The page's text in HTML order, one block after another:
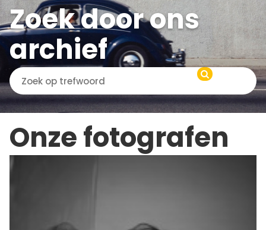
Zoek door ons
archief
Onze fotografen